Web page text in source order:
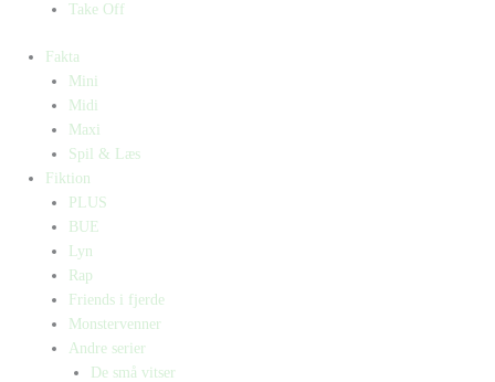
Take Off
Fakta
Mini
Midi
Maxi
Spil & Læs
Fiktion
PLUS
BUE
Lyn
Rap
Friends i fjerde
Monstervenner
Andre serier
De små vitser